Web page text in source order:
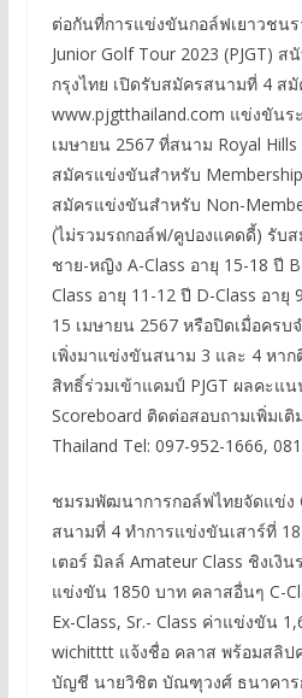
ต่อกันที่การแข่งขันกอล์ฟเยาวชนร
Junior Golf Tour 2023 (PJGT)
กรุงไทย เปิดรับสมัครสนามที่ 4 ส
www.pjgtthailand.com แข่งขันร
เมษายน 2567 ที่สนาม Royal
สมัครแข่งขันสำหรับ
สมัครแข่งขันสำหรับ Non-
(ไม่รวมรถกอล์ฟ/คูปองแคดดี้) รับ
ชาย-หญิง A-Class อายุ 15-18 ปี
Class อายุ 11-12 ปี D-Class อา
15 เมษายน 2567 หรือปิดเมื่อคร
เพิ่งมาแข่งขันสนาม 3 และ 4 หา
สิทธิ์ร่วมเข้าแคมป์ PJGT ผลคะแน
Scoreboard ติดต่อสอบถามเพิ่มเติ
Thailand Tel: 097-952-1666,
ชมรมพัฒนาการกอล์ฟไทยจัดแข่ง
สนามที่ 4 ทำการแข่งขันเสาร์ที่
เตอร์ มิลล์ Amateur Class ชิงเงิ
แข่งขัน 1850 บาท คลาสอื่นๆ C-
Ex-Class, Sr.- Class ค่าแข่งขัน
wichitttt แจ้งชื่อ คลาส พร้อมสลิป
บัญชี นายวิชิต บัณฑุวงศ์ ธนาคาร